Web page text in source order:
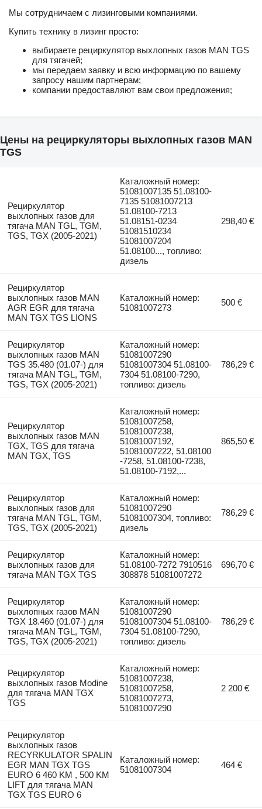
Мы сотрудничаем с лизинговыми компаниями.
Купить технику в лизинг просто:
выбираете рециркулятор выхлопных газов MAN TGS
для тягачей;
мы передаем заявку и всю информацию по вашему
запросу нашим партнерам;
компании предоставляют вам свои предложения;
Цены на рециркуляторы выхлопных газов MAN
TGS
Рециркулятор
выхлопных газов для
тягача MAN TGL, TGM,
TGS, TGX (2005-2021)
Каталожный номер:
51081007135 51.08100-
7135 51081007213
51.08100-7213
51.08151-0234
51081510234
51081007204
51.08100..., топливо:
дизель
298,40 €
Рециркулятор
выхлопных газов MAN
AGR EGR для тягача
MAN TGX TGS LIONS
Каталожный номер:
51081007273
500 €
Рециркулятор
выхлопных газов MAN
TGS 35.480 (01.07-) для
тягача MAN TGL, TGM,
TGS, TGX (2005-2021)
Каталожный номер:
51081007290
51081007304 51.08100-
7304 51.08100-7290,
топливо: дизель
786,29 €
Рециркулятор
выхлопных газов MAN
TGX, TGS для тягача
MAN TGX, TGS
Каталожный номер:
51081007258,
51081007238,
51081007192,
51081007222, 51.08100
-7258, 51.08100-7238,
51.08100-7192,...
865,50 €
Рециркулятор
выхлопных газов для
тягача MAN TGL, TGM,
TGS, TGX (2005-2021)
Каталожный номер:
51081007290
51081007304, топливо:
дизель
786,29 €
Рециркулятор
выхлопных газов для
тягача MAN TGX TGS
Каталожный номер:
51.08100-7272 7910516
308878 51081007272
696,70 €
Рециркулятор
выхлопных газов MAN
TGX 18.460 (01.07-) для
тягача MAN TGL, TGM,
TGS, TGX (2005-2021)
Каталожный номер:
51081007290
51081007304 51.08100-
7304 51.08100-7290,
топливо: дизель
786,29 €
Рециркулятор
выхлопных газов Modine
для тягача MAN TGX
TGS
Каталожный номер:
51081007238,
51081007258,
51081007273,
51081007290
2 200 €
Рециркулятор
выхлопных газов
RECYRKULATOR SPALIN
EGR MAN TGX TGS
EURO 6 460 KM , 500 KM
LIFT для тягача MAN
TGX TGS EURO 6
Каталожный номер:
51081007304
464 €